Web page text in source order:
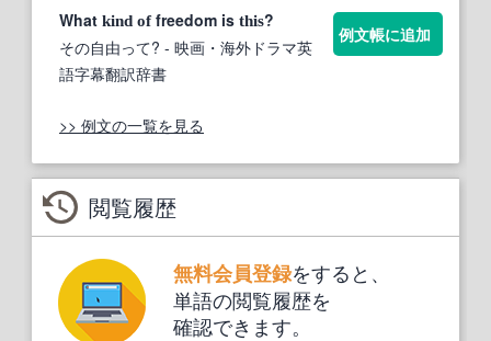
What kind offreedom is this?
その自由って? - 映画・海外ドラマ英
語字幕翻訳辞書
例文帳に追加
>> 例文の一覧を見る
閲覧履歴
無料会員登録をすると、
単語の閲覧履歴を
確認できます。